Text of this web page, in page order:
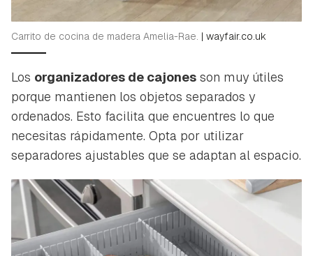
Carrito de cocina de madera Amelia-Rae. | wayfair.co.uk
Los organizadores de cajones son muy útiles
porque mantienen los objetos separados y
ordenados. Esto facilita que encuentres lo que
necesitas rápidamente. Opta por utilizar
separadores ajustables que se adaptan al espacio.